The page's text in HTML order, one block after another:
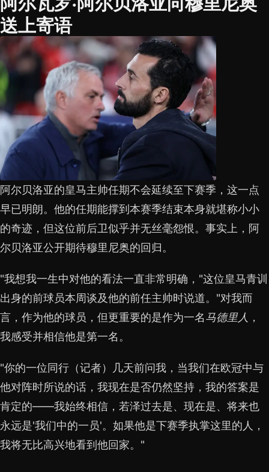
送上寄语
阿尔贝洛亚的皇马主帅任期不会延续至下赛季，这一点
早已明朗。他的任期能撑到本赛季结束本身就堪称小小
的奇迹，但这位前后卫似乎并无丝毫怨恨。事实上，阿
尔贝洛亚公开期待穆里尼奥的回归。
"我想我一生中对他的看法一直非常明确，"这位皇马青训
出身的前球员本周谈及他的前任主帅时说道。"对我而
言，作为他的球员，但更重要的是作为一名马德里人 ，
我感受并相信他是第一名。
"你的一位同行（记者）几天前问我，当我们在欧冠中与
他对阵时所说的话，我现在是否仍然坚持，我的答案是
肯定的——我始终相信，若泽过去是、现在是、将来也
永远是'我们中的一员'。如果他是下赛季执掌这里的人，
我将无比高兴地看到他回家。"